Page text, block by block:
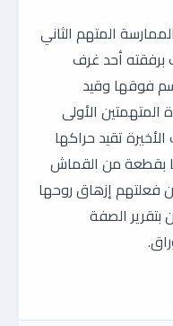
المتهم الثاني
برفقته أحد غرف
فوقها وقيد
الأولى
تقيد حراكها
بقطعة من القماش
فعلتهم إزهاق روحها
بتقرير الصفة